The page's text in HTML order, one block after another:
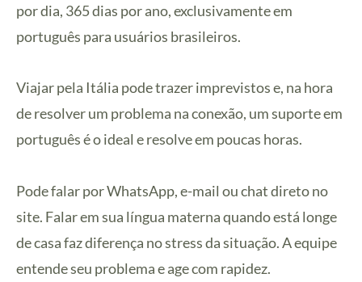
por dia, 365 dias por ano, exclusivamente em
português para usuários brasileiros.
Viajar pela Itália pode trazer imprevistos e, na hora
de resolver um problema na conexão, um suporte em
português é o ideal e resolve em poucas horas.
Pode falar por WhatsApp, e-mail ou chat direto no
site. Falar em sua língua materna quando está longe
de casa faz diferença no stress da situação. A equipe
entende seu problema e age com rapidez.